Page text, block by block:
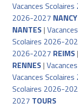
Vacances
2026-2027 NANCY
NANTES|
Scolaires 2026-
2026-2027 REIMS|
RENNES|
Vacances
Scolaires 2026-
2027 TOURS